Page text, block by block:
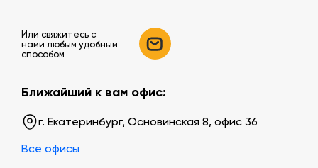
Или свяжитесь c
нами любым удобным
способом
Ближайший к вам офис:
г. Екатеринбург, Основинская 8, офис 36
Все офисы